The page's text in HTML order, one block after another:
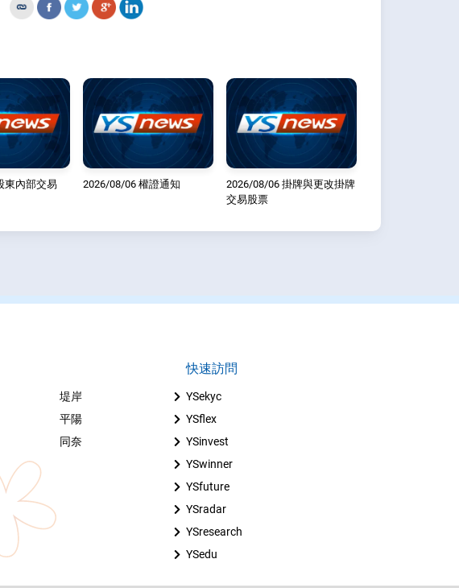
東內部交易 2026/08/06 權證通知
2026/08/06 掛牌與更改掛牌
交易股票
堤岸
平陽
同奈
快速訪問
YSekyc
YSflex
YSinvest
YSwinner
YSfuture
YSradar
YSresearch
YSedu